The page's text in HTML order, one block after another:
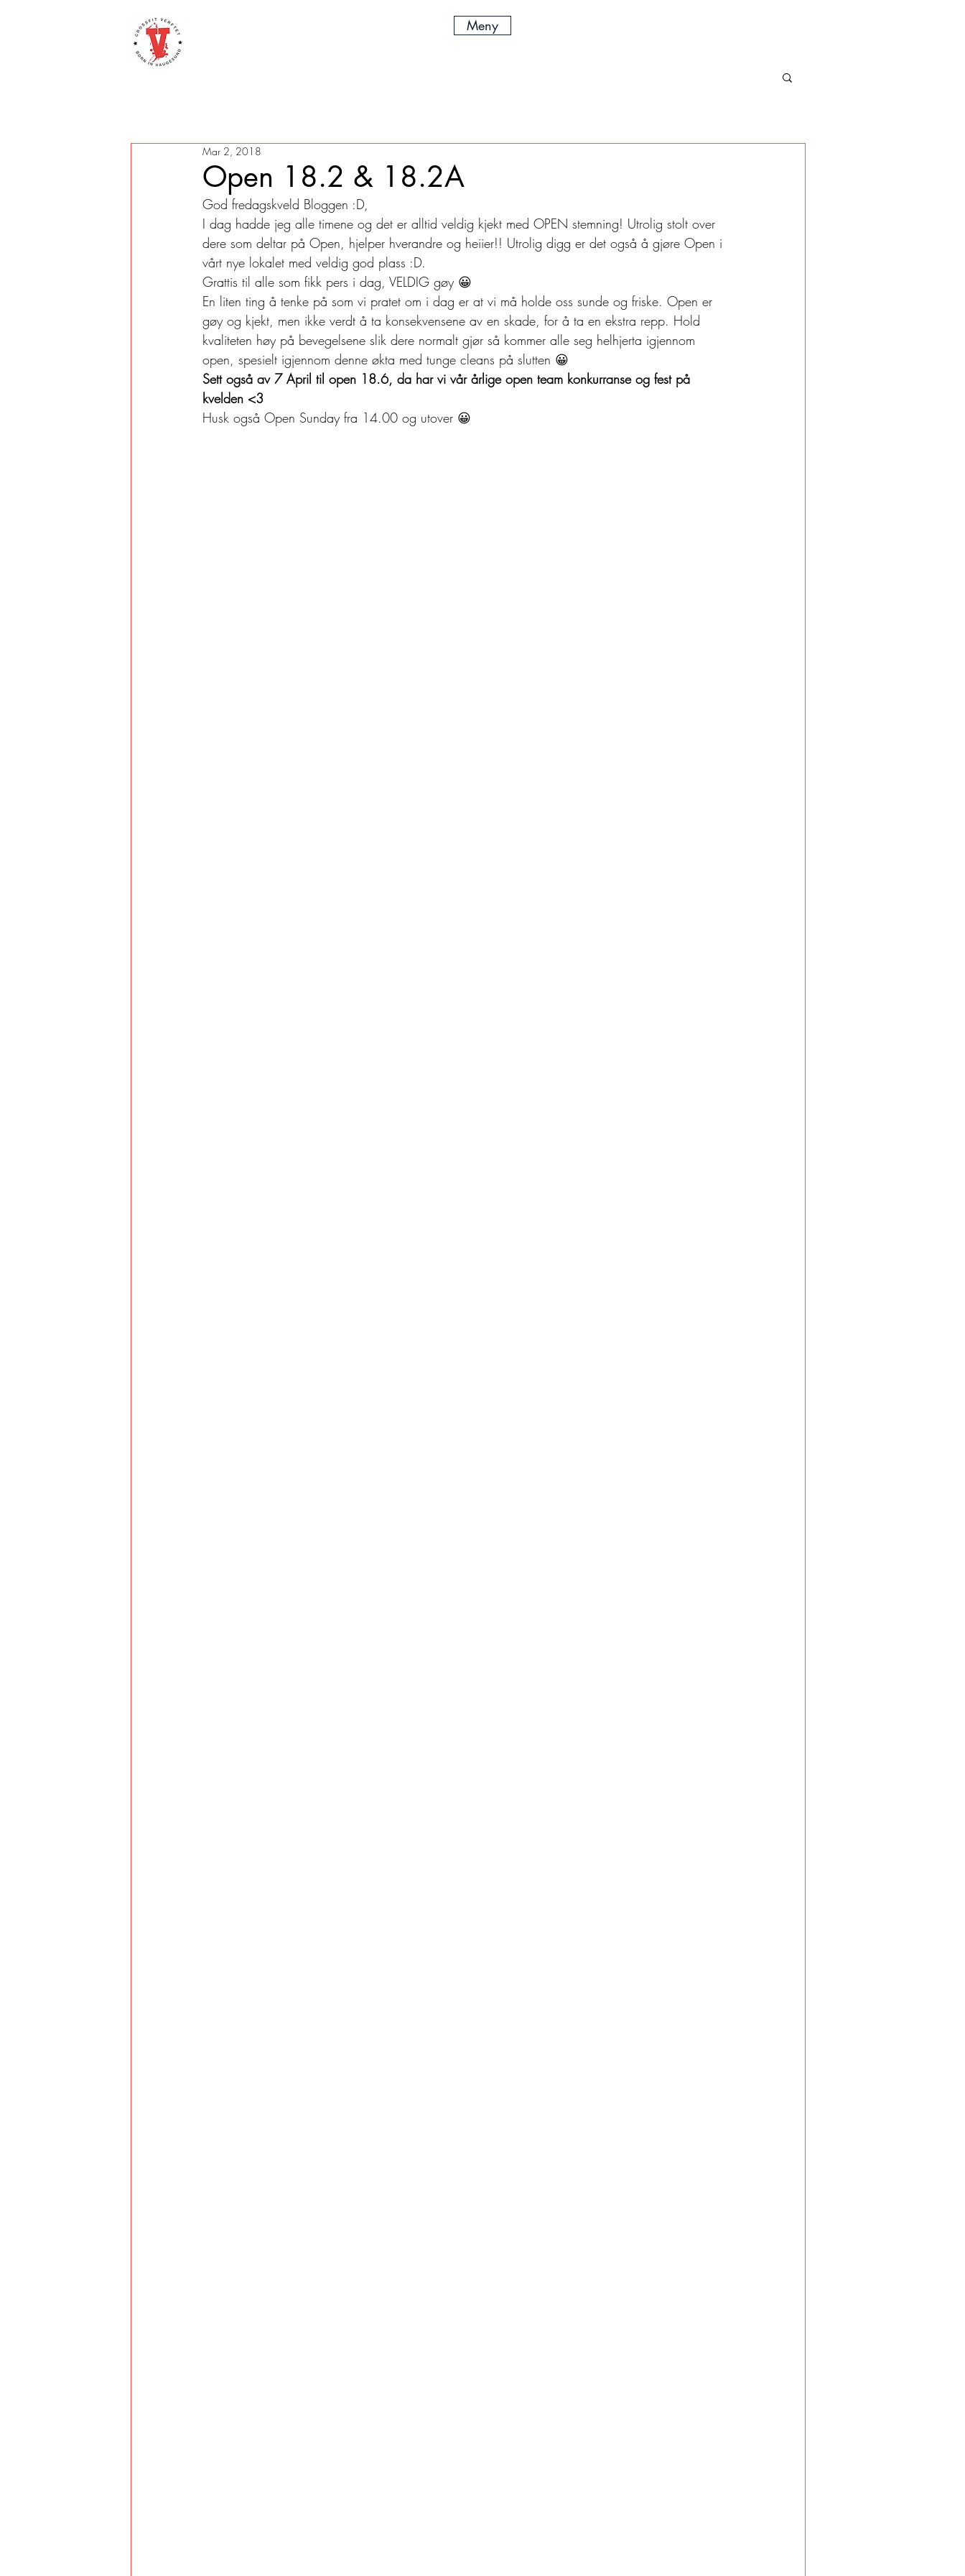
Meny
Open 18.2 & 18.2A
Mar 2, 2018
God fredagskveld Bloggen :D,
I dag hadde jeg alle timene og det er alltid veldig kjekt med OPEN stemning! Utrolig stolt over
dere som deltar på Open, hjelper hverandre og heiier!! Utrolig digg er det også å gjøre Open i
vårt nye lokalet med veldig god plass :D.
Grattis til alle som fikk pers i dag, VELDIG gøy 😀
En liten ting å tenke på som vi pratet om i dag er at vi må holde oss sunde og friske. Open er
gøy og kjekt, men ikke verdt å ta konsekvensene av en skade, for å ta en ekstra repp. Hold
kvaliteten høy på bevegelsene slik dere normalt gjør så kommer alle seg helhjerta igjennom
open, spesielt igjennom denne økta med tunge cleans på slutten 😀
Sett også av 7 April til open 18.6, da har vi vår årlige open team konkurranse og fest på
kvelden <3
Husk også Open Sunday fra 14.00 og utover 😀